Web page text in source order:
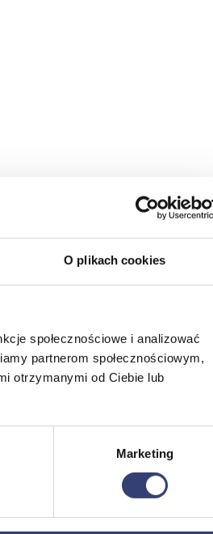
O plikach cookies
społecznościowe i analizować
partnerom społecznościowym,
otrzymanymi od Ciebie lub
Marketing